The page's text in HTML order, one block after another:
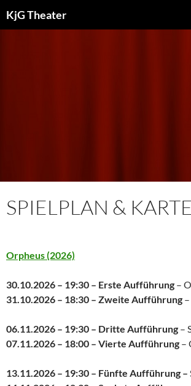
Inhalt
KjG Theater
SPIELPLAN &
Orpheus (2026)
30.10.2026 – 19:30 – Erste Aufführung –
31.10.2026 – 18:30 – Zweite Aufführung
06.11.2026 – 19:30 – Dritte Aufführung –
07.11.2026 – 18:00 – Vierte Aufführung –
13.11.2026 – 19:30 – Fünfte Aufführung –